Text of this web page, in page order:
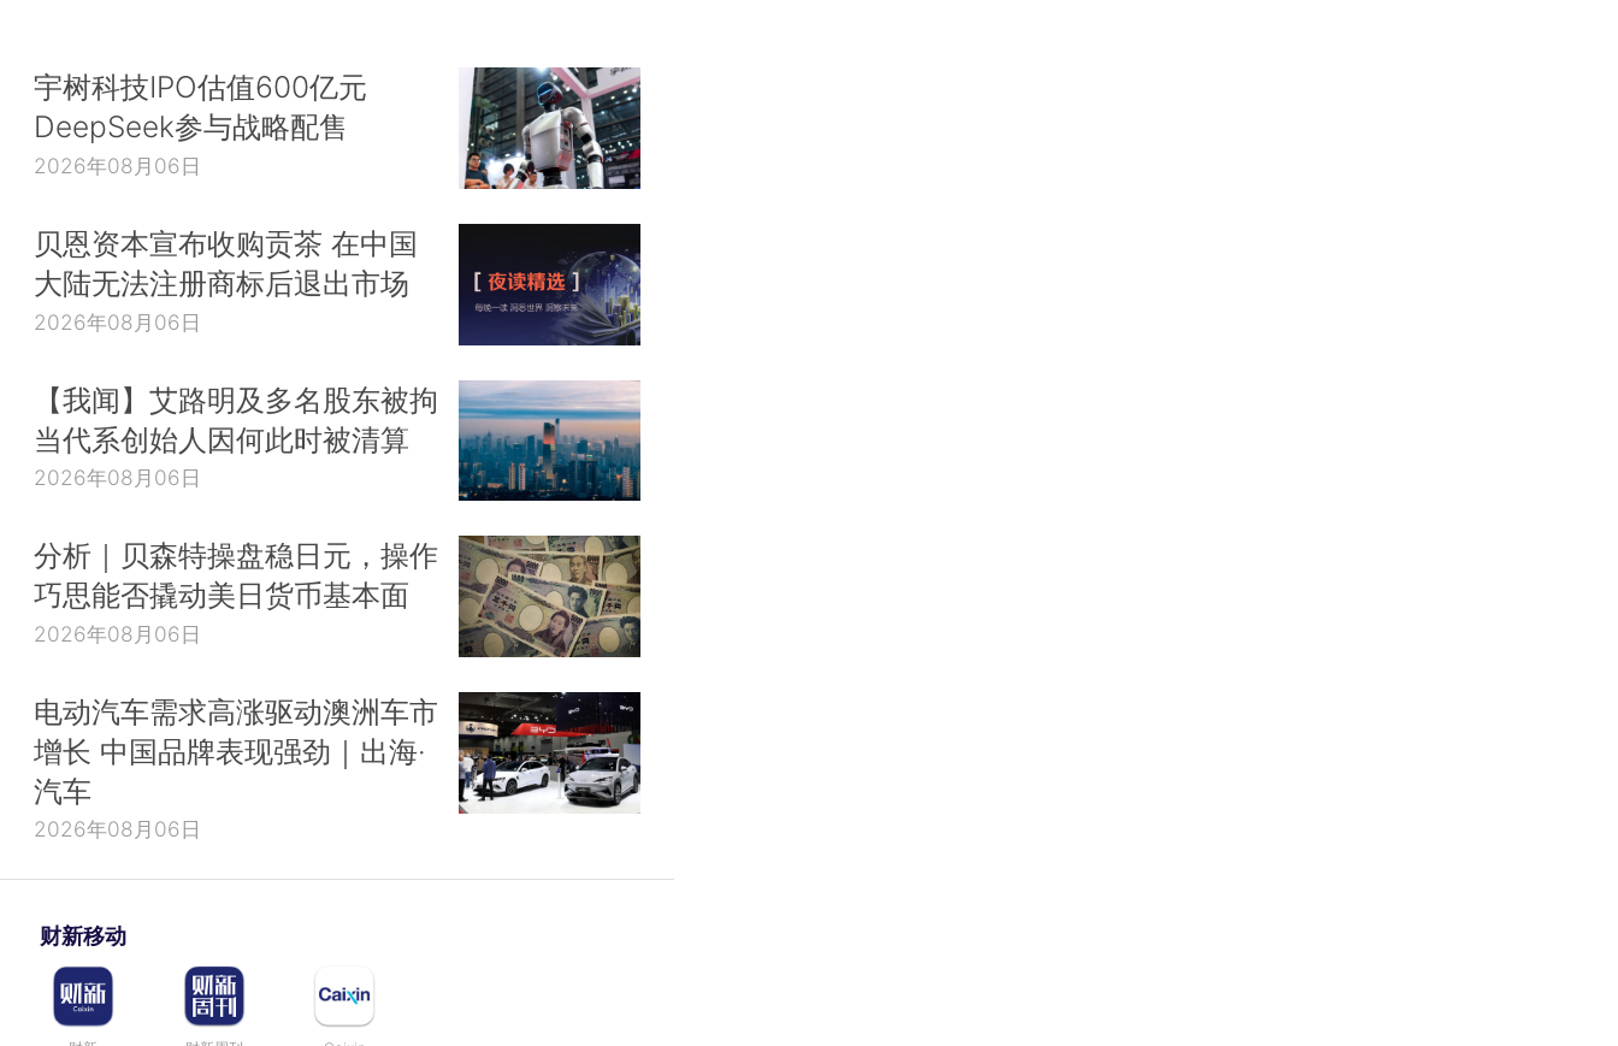
宇树科技IPO估值600亿元
DeepSeek参与战略配售
2026年08月06日
贝恩资本宣布收购贡茶 在中国
大陆无法注册商标后退出市场
2026年08月06日
【我闻】艾路明及多名股东被拘
当代系创始人因何此时被清算
2026年08月06日
分析｜贝森特操盘稳日元，操作
巧思能否撬动美日货币基本面
2026年08月06日
电动汽车需求高涨驱动澳洲车市
增长 中国品牌表现强劲｜出海·
汽车
2026年08月06日
财新移动